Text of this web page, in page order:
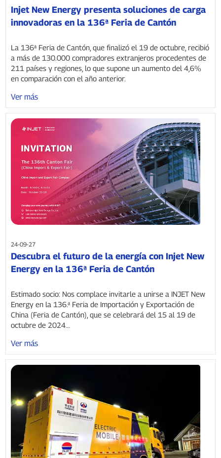
Injet New Energy presenta soluciones de carga
innovadoras en la 136ª Feria de Cantón
La 136ª Feria de Cantón, que finalizó el 19 de octubre, recibió
a más de 130.000 compradores extranjeros procedentes de
211 países y regiones, lo que supone un aumento del 4,6%
en comparación con el año anterior.
Ver más
24-09-27
Descubra el futuro de la energía con Injet New
Energy en la 136ª Feria de Cantón
Estimado socio: Nos complace invitarle a unirse a INJET New
Energy en la 136.ª Feria de Importación y Exportación de
China (Feria de Cantón), que se celebrará del 15 al 19 de
octubre de 2024...
Ver más